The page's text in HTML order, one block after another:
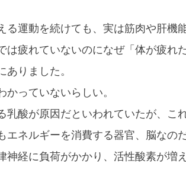
る運動を続けても、実は筋肉や肝機
疲れていないのになぜ「体が疲れ
りました。
っていないらしい。
乳酸が原因だといわれていたが、こ
エネルギーを消費する器官、脳なの
神経に負荷がかかり、活性酸素が増